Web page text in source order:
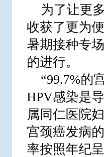
为了让更
收获了更为
暑期接种专
的进行。
“99.7%的
HPV感染是
属同仁医院
宫颈癌发病
率按照年纪